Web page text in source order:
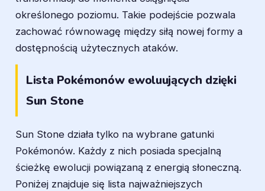
określonego poziomu. Takie podejście pozwala
zachować równowagę między siłą nowej formy a
dostępnością użytecznych ataków.
Lista Pokémonów ewoluujących dzięki
Sun Stone
Sun Stone działa tylko na wybrane gatunki
Pokémonów. Każdy z nich posiada specjalną
ścieżkę ewolucji powiązaną z energią słoneczną.
Poniżej znajduje się lista najważniejszych